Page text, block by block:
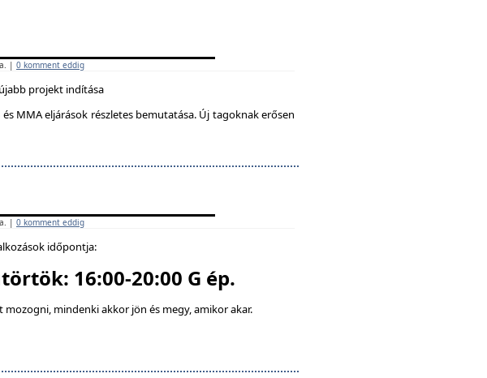
| 0 komment eddig
projekt indítása
MMA eljárások részletes bemutatása. Új tagoknak erősen
| 0 komment eddig
időpontja:
16:00-20:00 G ép.
mindenki akkor jön és megy, amikor akar.